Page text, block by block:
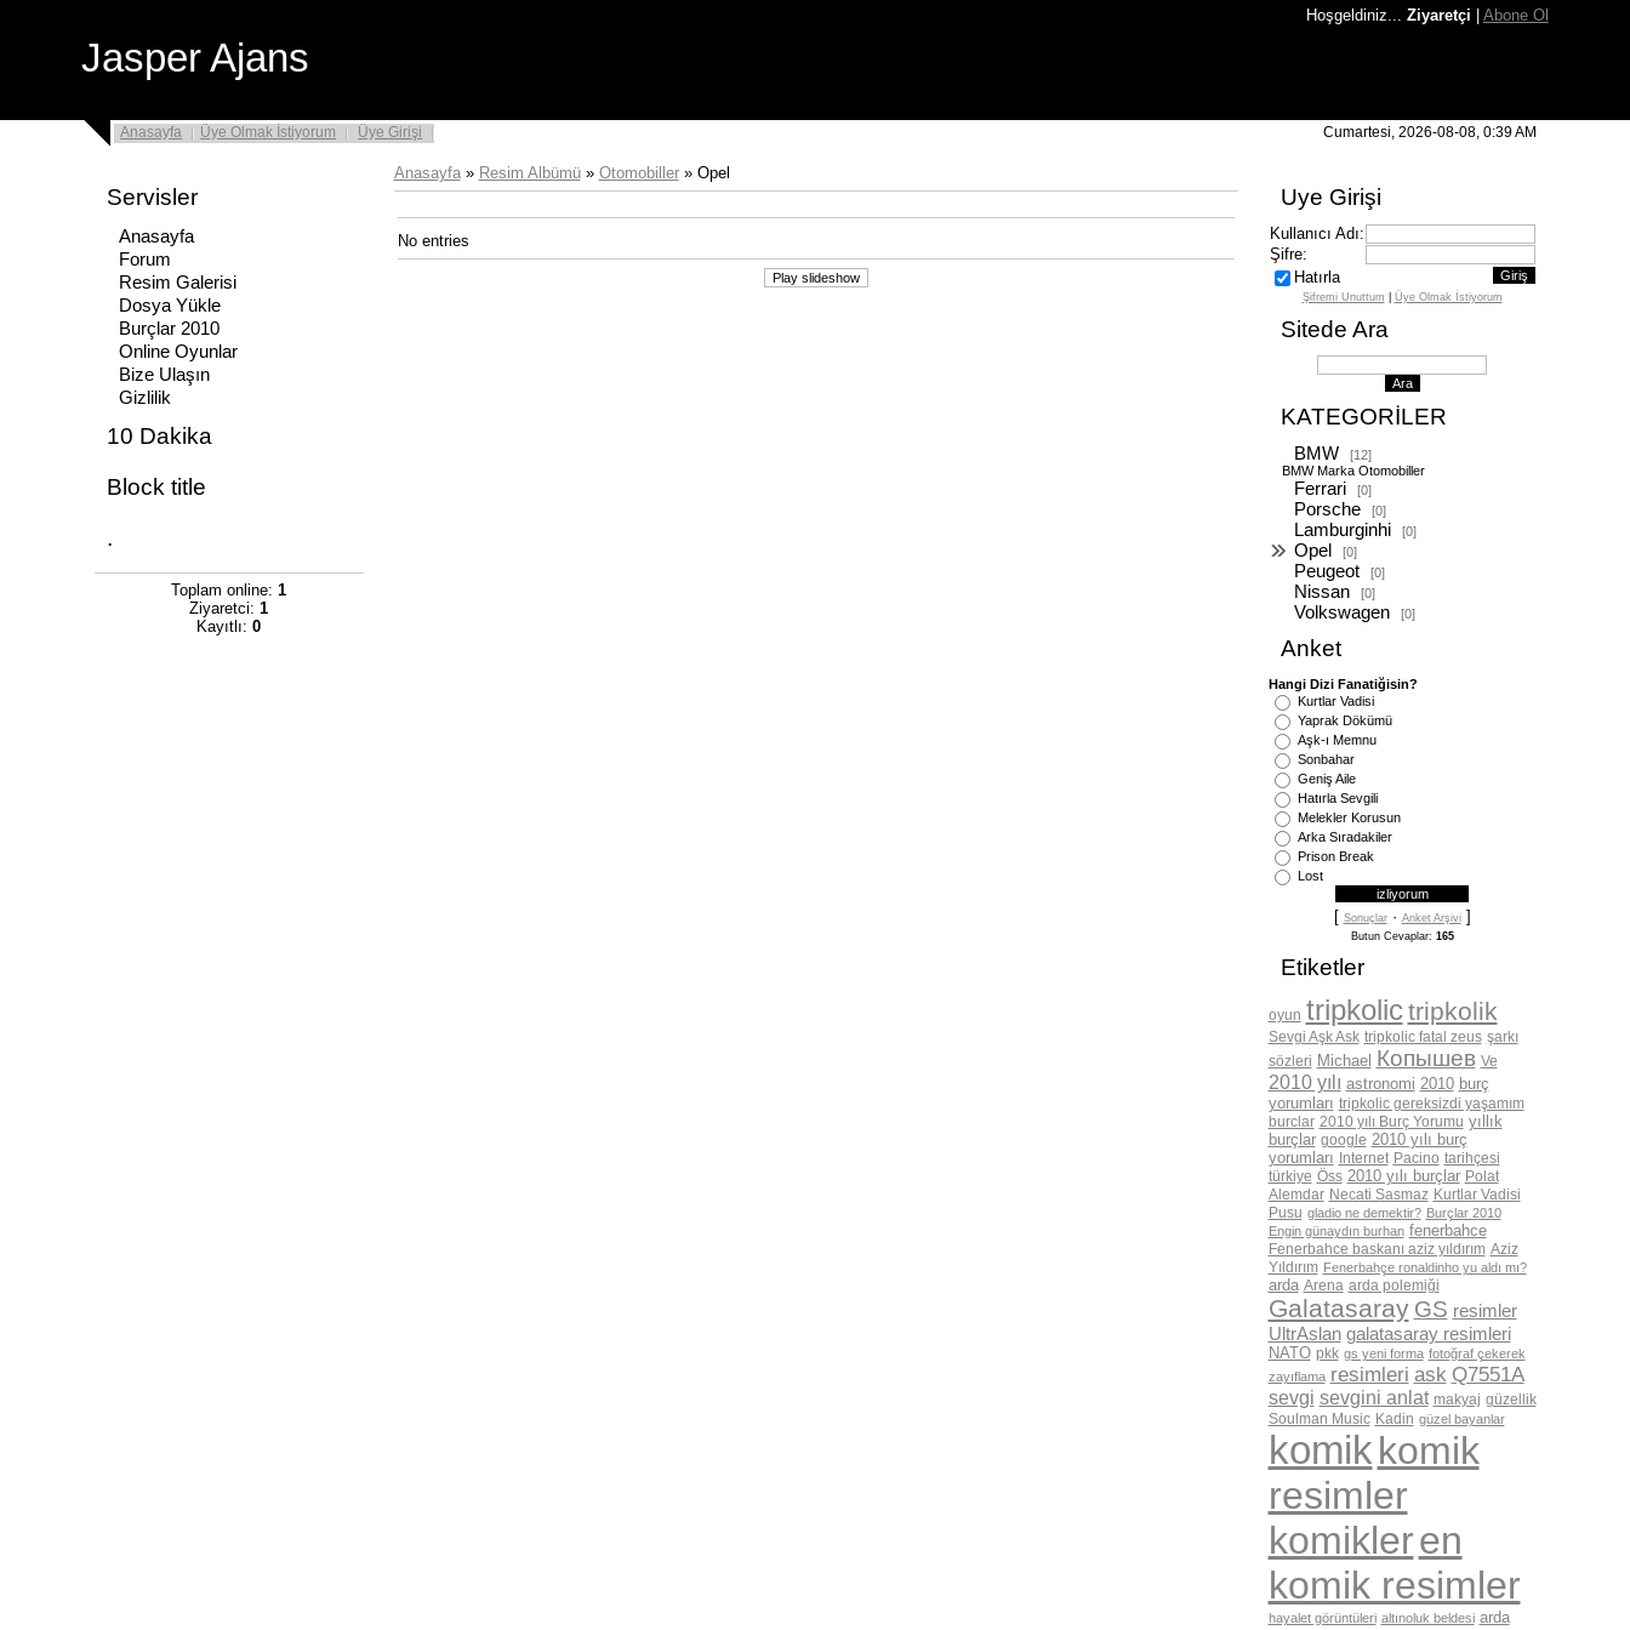
Hoşgeldiniz... Ziyaretçi Abone Ol
Jasper Ajans
Anasayfa Üye Olmak İstiyorum Üye Girişi Cumartesi, 2026-08-08, 0:39 AM
Servisler
Anasayfa
Forum
Resim Galerisi
Dosya Yükle
Burçlar 2010
Online Oyunlar
Bize Ulaşın
Gizlilik
10 Dakika
Block title
.
Toplam online: 1
Ziyaretci: 1
Kayıtlı: 0
Anasayfa» Resim Albümü» Otomobiller» Opel
No entries
Uye Girişi
Kullanıcı Adı:
Şifre:
Hatırla
Şifremi Unuttum Üye Olmak İstiyorum
Sitede Ara
KATEGORİLER
BMW
[12]
BMW Marka Otomobiller
Ferrari [0]
Porsche [0]
Lamburginhi [0]
Opel [0]
Peugeot [0]
Nissan [0]
Volkswagen [0]
Anket
Hangi Dizi Fanatiğisin?
Kurtlar Vadisi
Yaprak Dökümü
Aşk-ı Memnu
Sonbahar
Geniş Aile
Hatırla Sevgili
Melekler Korusun
Arka Sıradakiler
Prison Break
Lost
[ Sonuçlar· Anket Arşivi]
Butun Cevaplar: 165
Etiketler
oyun tripkolictripkolik
Sevgi Aşk Ask tripkolic fatal zeus şarkı
sözleri Michael Копышев Ve
2010 yılı astronomi 2010 burç
yorumları tripkolic gereksizdi yaşamım
burclar 2010 yılı Burç Yorumu yıllık
burçlar google 2010 yılı burç
yorumları
Internet Pacino tarihçesi
türkiye Öss 2010 yılı burçlar Polat
Alemdar Necati Sasmaz Kurtlar Vadisi
Pusu gladio ne demektir? Burçlar 2010
Engin günaydın burhan fenerbahce
Fenerbahce baskanı aziz yıldırım Aziz
Yıldırım Fenerbahçe ronaldinho yu aldı mı?
arda Arena arda polemiği
Galatasaray GS resimler
UltrAslan galatasaray resimleri
NATO pkk gs yeni forma fotoğraf çekerek
zayıflama resimleri ask Q7551A
sevgi sevgini anlat makyaj güzellik
Soulman Music Kadin güzel bayanlar
komikkomik
resimler
komikleren
komik resimler
hayalet görüntüleri altınoluk beldesi arda